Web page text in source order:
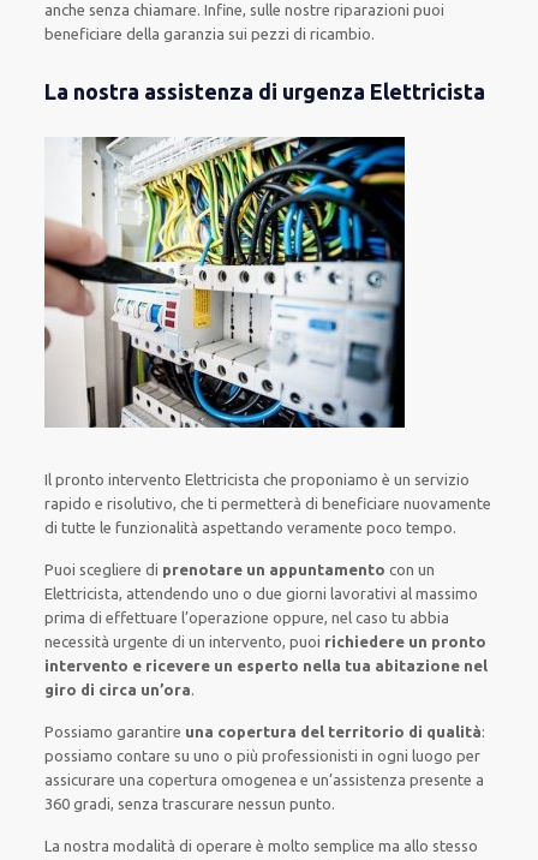
anche senza chiamare.Infine, sulle nostre riparazioni puoi
beneficiare dellagaranzia sui pezzi di ricambio.
La nostra assistenza di urgenza Elettricista
Il pronto intervento Elettricistache proponiamo èun servizio
rapido e risolutivo, che tipermetterà di beneficiare nuovamente
di tutte le funzionalità aspettando veramente poco tempo.
Puoi scegliere di prenotare un appuntamento con un
Elettricista, attendendouno o due giorni lavorativi al massimo
prima dieffettuare l’operazione oppure, nel caso tu abbia
necessità urgente di un intervento, puoi richiedere un pronto
intervento e ricevere un esperto nella tua abitazione nel
giro di circa un’ora.
Possiamo garantire una copertura del territorio di qualità:
possiamo contare su uno o piùprofessionisti in ogni luogo per
assicurare una coperturaomogenea e un’assistenza presente a
360 gradi, senzatrascurarenessun punto.
La nostra modalità di operare èmolto semplice ma allo stesso